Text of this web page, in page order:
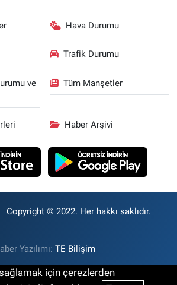
Hava Durumu
Trafik Durumu
ve
Tüm Manşetler
Haber Arşivi
Copyright © 2022. Her hakkı saklıdır.
Yazılımı: TE Bilişim
için çerezlerden